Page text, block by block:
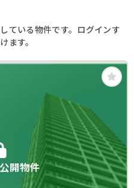
ている物件です。ログインす
ます。
開物件